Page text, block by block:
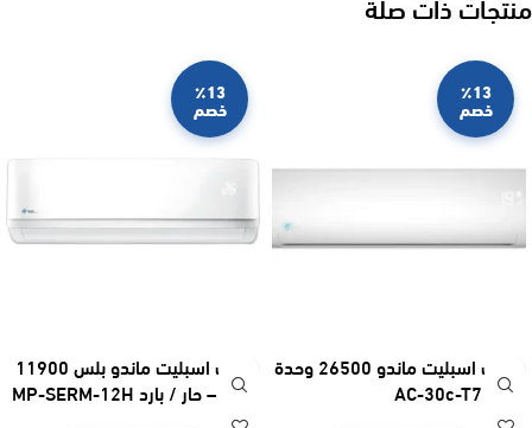
٪13
خصم
مكيف اسبليت ماندو 26500 وحدة
– بارد AC-30c-T7
٪13
خصم
مكيف اسبليت ماندو بلس 11900
وحدة – حار / بارد MP-SERM-12H